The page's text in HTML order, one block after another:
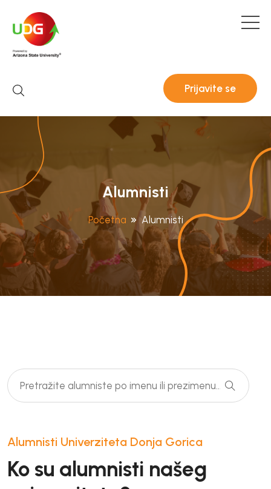
Prijavite se
Alumnisti
Početna Alumnisti
Alumnisti Univerziteta Donja Gorica
Ko su alumnisti našeg